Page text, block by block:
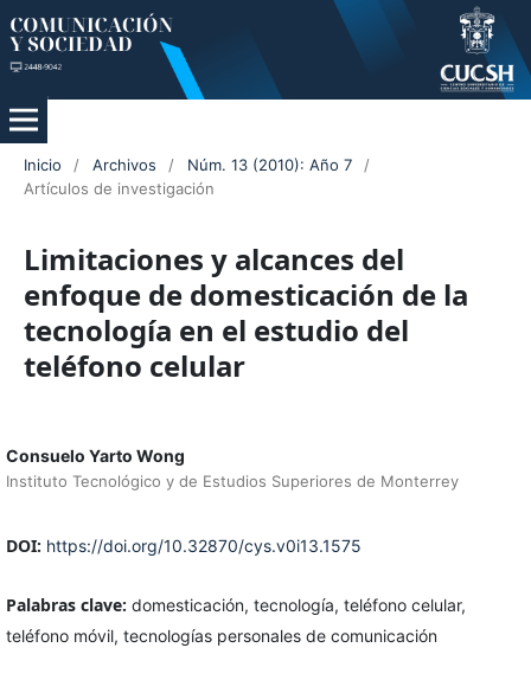
Inicio / Archivos / Núm. 13 (2010): Año 7
/
Artículos de investigación
Limitaciones y alcances del
enfoque de domesticación de la
tecnología en el estudio del
teléfono celular
Consuelo Yarto Wong
Instituto Tecnológico y de Estudios Superiores de Monterrey
DOI: https://doi.org/10.32870/cys.v0i13.1575
Palabras clave: domesticación, tecnología, teléfono celular,
teléfono móvil, tecnologías personales de comunicación